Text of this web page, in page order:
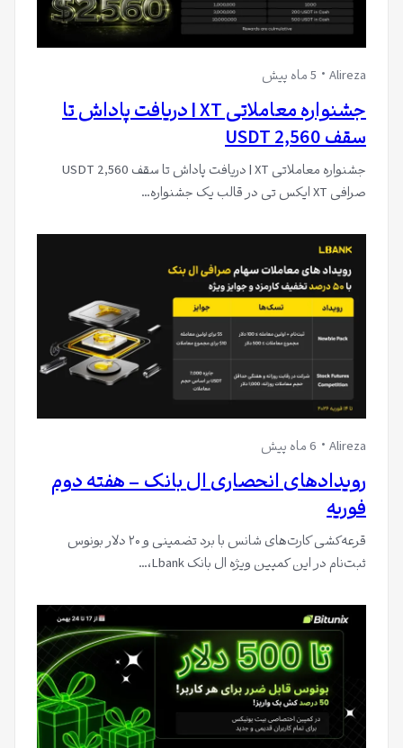
Alireza 5 ماه پیش
جشنواره معاملاتی XT | دریافت پاداش تا
سقف 2,560 USDT
جشنواره معاملاتی XT | دریافت پاداش تا سقف 2,560 USDT
صرافی XT ایکس تی در قالب یک جشنواره…
Alireza 6 ماه پیش
رویدادهای انحصاری ال بانک – هفته دوم
فوریه
قرعه‌کشی کارت‌های شانس با برد تضمینی و ۲۰ دلار بونوس
ثبت‌نام در این کمپین ویژه ال بانک Lbank،…